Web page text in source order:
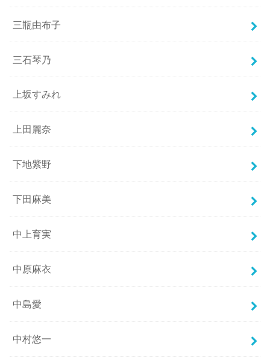
三瓶由布子
三石琴乃
上坂すみれ
上田麗奈
下地紫野
下田麻美
中上育実
中原麻衣
中島愛
中村悠一